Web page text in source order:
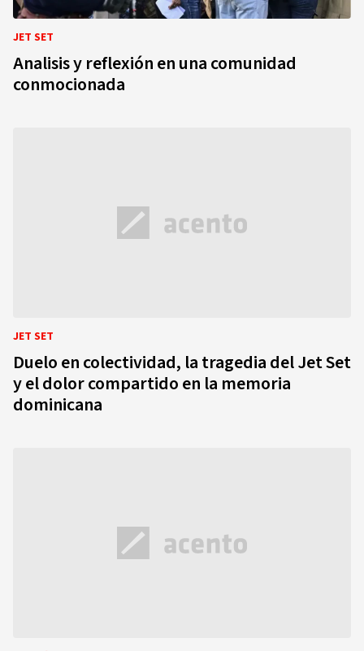
JET SET
Analisis y reflexión en una comunidad
conmocionada
JET SET
Duelo en colectividad, la tragedia del Jet Set
y el dolor compartido en la memoria
dominicana